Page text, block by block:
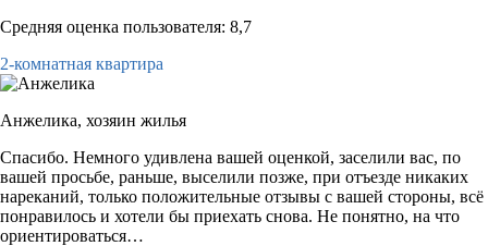
Средняя оценка пользователя: 8,7
2-комнатная квартира
Анжелика, хозяин жилья
Спасибо. Немного удивлена вашей оценкой, заселили вас, по
вашей просьбе, раньше, выселили позже, при отъезде никаких
нареканий, только положительные отзывы с вашей стороны, всё
понравилось и хотели бы приехать снова. Не понятно, на что
ориентироваться…